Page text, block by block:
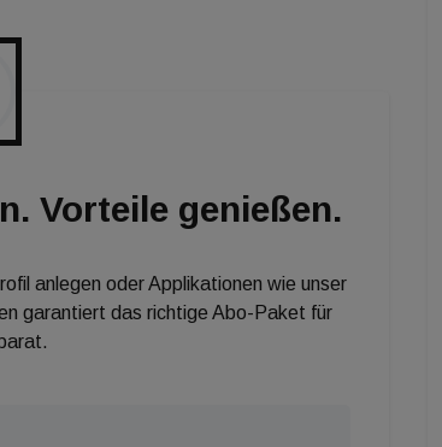
Vorteile genießen.
anlegen oder Applikationen wie unser
garantiert das richtige Abo-Paket für